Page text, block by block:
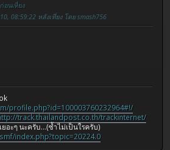
อนเที่ยง
08:59:22 หลังเที่ยง โดย smash756
profile.php?id=100003760232964#!/
track.thailandpost.co.th/trackinternet/
อะๆ นะครับ...(ซ้ำไม่เป็นใรครับ)
index.php?topic=20224.0